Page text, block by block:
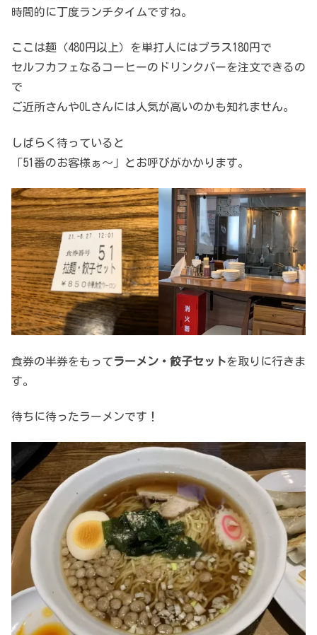
時間的に丁度ランチタイムですね。
ここは麺（480円以上）を単打人にはプラス180円で
セルフカフェなるコーヒーのドリンクバーを注文できるの
で
ご近所さんやOLさんには人気が高いのかも知れません。
しばらく待っていると
「51番のお客様ぁ～」とお呼びがかかります。
食券の半券をもってラーメン・餃子セットを取りに行きま
す。
待ちに待ったラーメンです！